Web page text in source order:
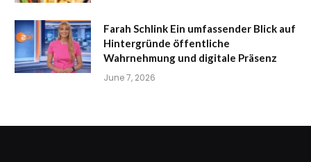
Farah Schlink Ein umfassender Blick auf
Hintergründe öffentliche
Wahrnehmung und digitale Präsenz
June 7, 2026